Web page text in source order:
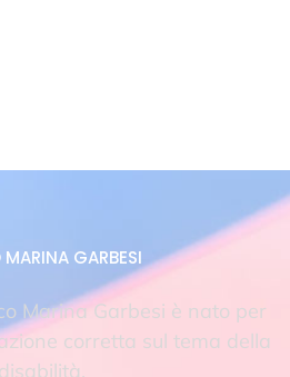
MARINA GARBESI
Marina Garbesi è nato per
corretta sul tema della
disabilità.